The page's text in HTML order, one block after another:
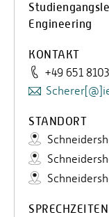
Engineering
KONTAKT
+49 651
STANDORT
SPRECHZEITEN